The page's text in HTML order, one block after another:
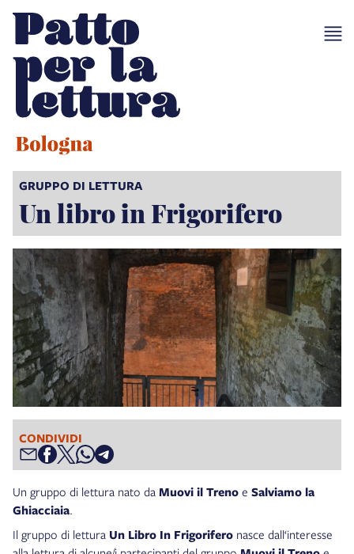
GRUPPO DI LETTURA
Un libro in Frigorifero
CONDIVIDI
Un gruppo di lettura nato da Muovi il Treno e Salviamo la
Ghiacciaia.
Il gruppo di lettura Un Libro In Frigorifero nasce dall‘interesse